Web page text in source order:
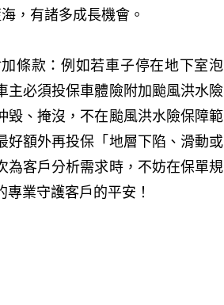
，有諸多成長機會。
條款：例如若車子停在地下室泡
主必須投保車體險附加颱風洪水險
毀、掩沒，不在颱風洪水險保障範
好額外再投保「地層下陷、滑動或
為客戶分析需求時，不妨在保單規
業守護客戶的平安！